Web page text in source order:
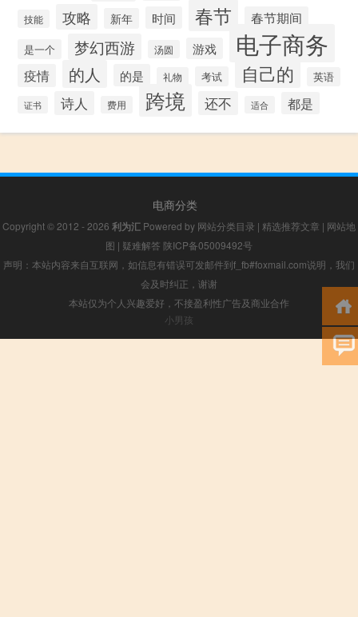
技能 攻略 新年 时间 春节 春节期间
是一个 梦幻西游 汤圆 游戏 电子商务
疫情 的人 的是 礼物 考试 自己的 英语
证书 诗人 费用 跨境 还不 适合 都是
电商分类
Copyright © 2012 - 2026 利为汇 Powered by 网站分类目录 | 精选推荐文章 | 网站地
图 | 疑难解答 陕ICP备05009492号
声明：本站内容来自互联网，如信息有错误可发邮件到f_fb#foxmail.com说明，我们
会及时纠正，谢谢
本站仅为个人兴趣爱好，不接盈利性广告及商业合作
小男孩